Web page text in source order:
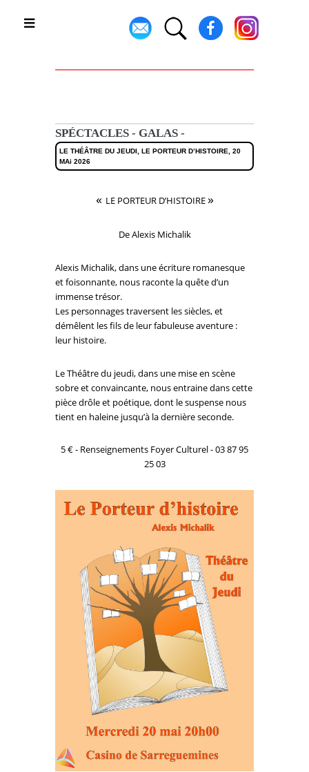
SPÉCTACLES - GALAS -
LE THÉÂTRE DU JEUDI, LE PORTEUR D’HISTOIRE, 20
MAi 2026
« LE PORTEUR D’HISTOIRE »
De Alexis Michalik
Alexis Michalik, dans une écriture romanesque
et foisonnante, nous raconte la quête d’un
immense trésor.
Les personnages traversent les siècles, et
démêlent les fils de leur fabuleuse aventure :
leur histoire.
Le Théâtre du jeudi, dans une mise en scène
sobre et convaincante, nous entraine dans cette
pièce drôle et poétique, dont le suspense nous
tient en haleine jusqu’à la dernière seconde.
5 € - Renseignements Foyer Culturel - 03 87 95
25 03